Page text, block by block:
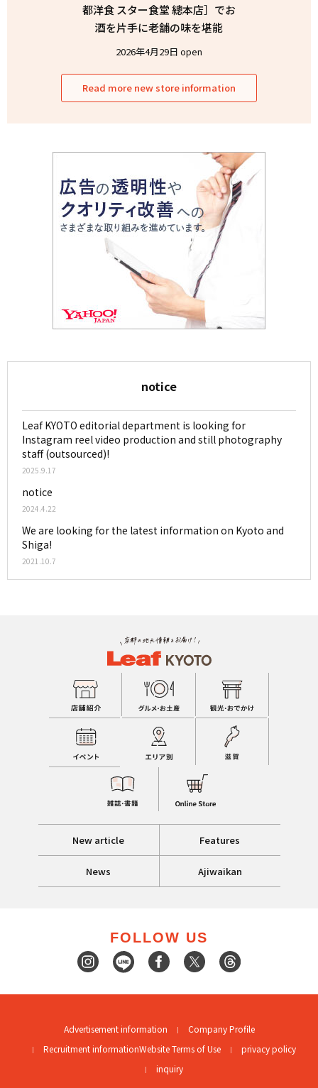
都洋食 スター食堂 總本店］でお
酒を片手に老舗の味を堪能
2026年4月29日 open
Read more new store information
notice
Leaf KYOTO editorial department is looking for
Instagram reel video production and still photography
staff (outsourced)!
2025.9.17
notice
2024.4.22
We are looking for the latest information on Kyoto and
Shiga!
2021.10.7
New article Features
News Ajiwaikan
FOLLOW US
Advertisement information
Company Profile
Recruitment informationWebsite Terms of Use
privacy policy
inquiry